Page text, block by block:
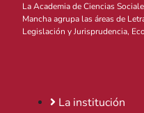
La Academia de Ciencias
Mancha agrupa las áreas de
Legislación y Jurisprudencia,
La institución